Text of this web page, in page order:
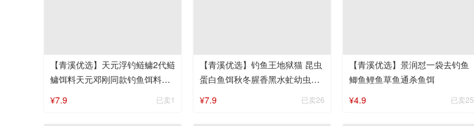
【青溪优选】天元浮钓鲢鳙2代鲢
鳙饵料天元邓刚同款钓鱼饵料老
¥7.9 已卖1
【青溪优选】钓鱼王地狱猫 昆虫
蛋白鱼饵秋冬腥香黑水虻幼虫浓
¥7.9 已卖26
【青溪优选】景润怼一袋去钓鱼
鲫鱼鲤鱼草鱼通杀鱼饵
¥4.9
已卖25